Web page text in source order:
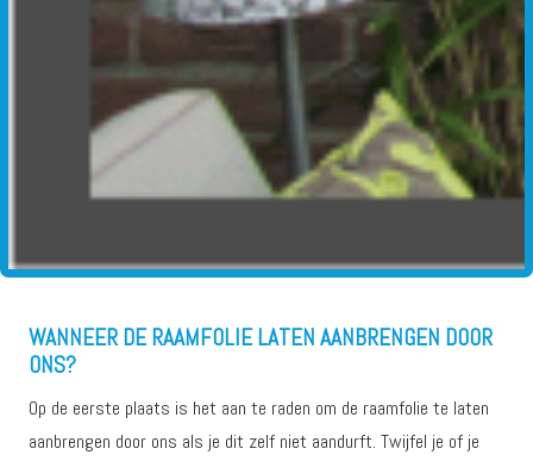
WANNEER DE RAAMFOLIE LATEN AANBRENGEN DOOR
ONS?
Op de eerste plaats is het aan te raden om de raamfolie te laten
aanbrengen door ons als je dit zelf niet aandurft. Twijfel je of je